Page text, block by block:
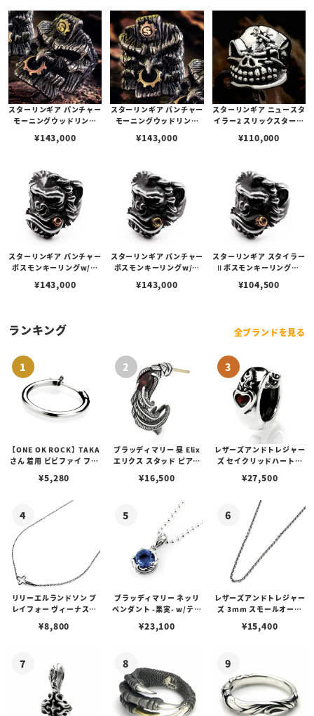
スターリンギア パンチャー
モーニングウッドリング
ーギア
¥143,000
スターリンギア パンチャー
モーニングウッドリング
スギア
¥143,000
スターリンギア ニュースタ
イラー2 スリックスターリ
¥110,000
スターリンギア パンチャー
ボスモンキーリングw/コ
¥143,000
スターリンギア パンチャー
ボスモンキーリングw/ブ
¥143,000
スターリンギア スタイラー
Ⅱボスモンキーリングw/
¥104,500
ランキング 全ブランドを見る
【ONE OK ROCK】TAKA
さん 着用 ビビファイ フー
¥5,280
ブラッディマリー 昼 Elix
エリクス スタッド ピアス
¥16,500
レザーズアンドトレジャー
ズ セイクリッドハートピ
¥27,500
リリーエルランドソン プ
レイフォー ヴィーナスチ
¥8,800
ブラッディマリー ネッリ
ペンダント -果実- w/ティ
¥23,100
レザーズアンドトレジャー
ズ 3mm スモールオーバ
ブスタークラスプ＆LTロ
¥15,400